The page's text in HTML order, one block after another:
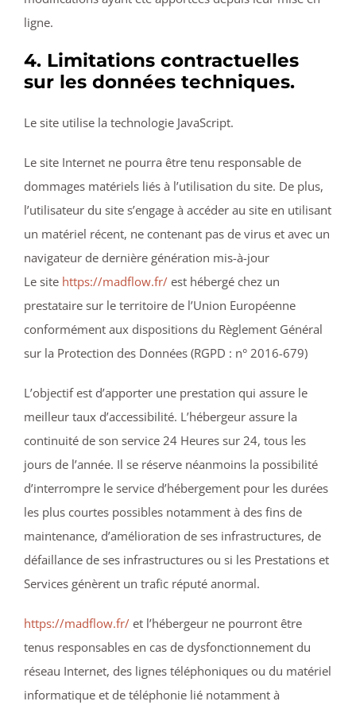
ligne.
4. Limitations contractuelles
sur les données techniques.
Le site utilise la technologie JavaScript.
Le site Internet ne pourra être tenu responsable de
dommages matériels liés à l’utilisation du site. De plus,
l’utilisateur du site s’engage à accéder au site en utilisant
un matériel récent, ne contenant pas de virus et avec un
navigateur de dernière génération mis-à-jour
Le site https://madflow.fr/est hébergé chez un
prestataire sur le territoire de l’Union Européenne
conformément aux dispositions du Règlement Général
sur la Protection des Données (RGPD : n° 2016-679)
L’objectif est d’apporter une prestation qui assure le
meilleur taux d’accessibilité. L’hébergeur assure la
continuité de son service 24 Heures sur 24, tous les
jours de l’année. Il se réserve néanmoins la possibilité
d’interrompre le service d’hébergement pour les durées
les plus courtes possibles notamment à des fins de
maintenance, d’amélioration de ses infrastructures, de
défaillance de ses infrastructures ou si les Prestations et
Services génèrent un trafic réputé anormal.
https://madflow.fr/et l’hébergeur ne pourront être
tenus responsables en cas de dysfonctionnement du
réseau Internet, des lignes téléphoniques ou du matériel
informatique et de téléphonie lié notamment à